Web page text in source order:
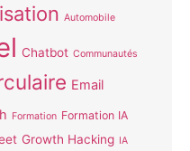
Automobile
Chatbot Communautés
Email
Formation Formation IA
Growth Hacking IA